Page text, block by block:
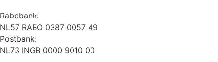
Rabobank:
NL57 RABO 0387 0057 49
Postbank:
NL73 INGB 0000 9010 00